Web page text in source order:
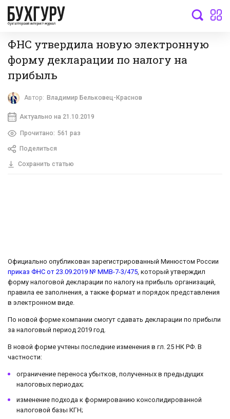
бухгалтерский интернет-журнал
ФНС утвердила новую электронную
форму декларации по налогу на
прибыль
Автор: Владимир Бельковец-Краснов
Актуально на 21.10.2019
Прочитано: 561 раз
Поделиться
Сохранить статью
Официально опубликован зарегистрированный Минюстом России
приказ ФНС от 23.09.2019 № ММВ-7-3/475, который утверждил
форму налоговой декларации по налогу на прибыль организаций,
правила ее заполнения, а также формат и порядок представления
в электронном виде.
По новой форме компании смогут сдавать декларации по прибыли
за налоговый период 2019 год.
В новой форме учтены последние изменения в гл. 25 НК РФ. В
частности:
ограничение переноса убытков, полученных в предыдущих
налоговых периодах;
изменение подхода к формированию консолидированной
налоговой базы КГН;